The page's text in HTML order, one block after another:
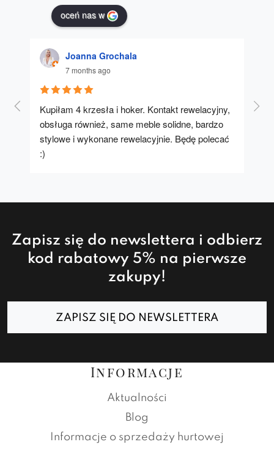
oceń nas w
Joanna Grochala
7 months ago
Kupiłam 4 krzesła i hoker. Kontakt rewelacyjny,
obsługa również, same meble solidne, bardzo
stylowe i wykonane rewelacyjnie. Będę polecać
:)
A
Zapisz się do newslettera i odbierz
kod rabatowy 5% na pierwsze
zakupy!
ZAPISZ SIĘ DO NEWSLETTERA
Informacje
Aktualności
Blog
Informacje o sprzedaży hurtowej